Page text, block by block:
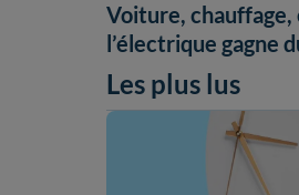
Voiture, chauffage,
l’électrique gagne
Les plus lus